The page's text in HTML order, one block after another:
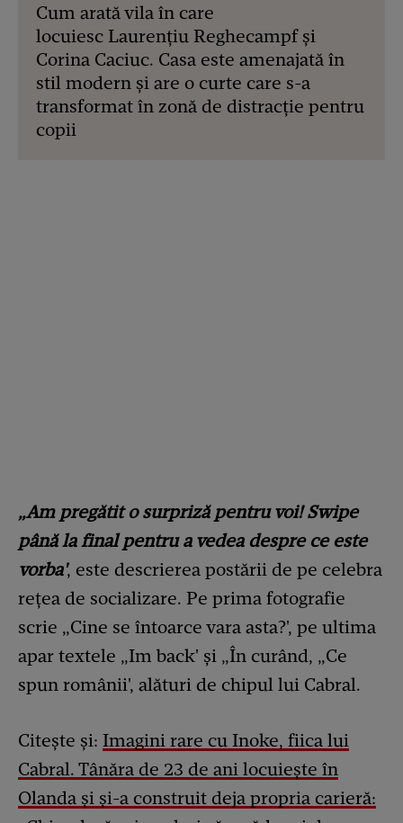
Cum arată vila în care
locuiesc Laurențiu Reghecampf și
Corina Caciuc. Casa este amenajată în
stil modern și are o curte care s-a
transformat în zonă de distracție pentru
copii
„Am pregătit o surpriză pentru voi! Swipe
până la final pentru a vedea despre ce este
vorba', este descrierea postării de pe celebra
rețea de socializare. Pe prima fotografie
scrie „Cine se întoarce vara asta?', pe ultima
apar textele „Im back' și „În curând, „Ce
spun românii', alături de chipul lui Cabral.
Citește și: Imagini rare cu Inoke, fiica lui
Cabral. Tânăra de 23 de ani locuiește în
Olanda și și-a construit deja propria carieră: